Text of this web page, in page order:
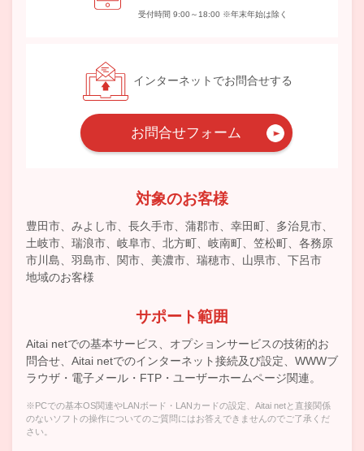
受付時間 9:00～18:00 ※年末年始は除く
インターネットでお問合せする
お問合せフォーム
対象のお客様
豊田市、みよし市、長久手市、蒲郡市、幸田町、多治見市、
土岐市、瑞浪市、岐阜市、北方町、岐南町、笠松町、各務原
市川島、羽島市、関市、美濃市、瑞穂市、山県市、下呂市
地域のお客様
サポート範囲
Aitai netでの基本サービス、オプションサービスの技術的お
問合せ、Aitai netでのインターネット接続及び設定、WWWブ
ラウザ・電子メール・FTP・ユーザーホームページ関連。
※PCでの基本OS関連やLANボード・LANカードの設定、Aitai netと直接関係
のないソフトの操作についてのご質問にはお答えできませんのでご了承くだ
さい。